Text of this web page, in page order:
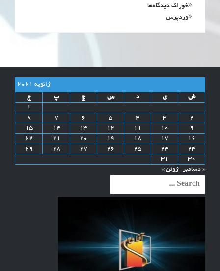
خوراک دیدگاه‌ها
وردپرس
ژانویه 2021
ش
ی د س چ پ
ج
1
2
3
4
5
6
7
8
9
10
11
12
13
14
15
16
17
18
19
20
21
22
23
24
25
26
27
28
29
30
31
« دسامبر
ژوئن »
Search